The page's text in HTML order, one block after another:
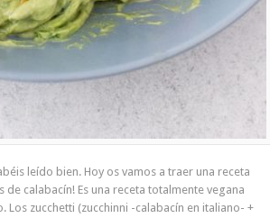
leído bien. Hoy os vamos a traer una receta
de calabacín! Es una receta totalmente vegana
zucchetti (zucchinni -calabacín en italiano- +